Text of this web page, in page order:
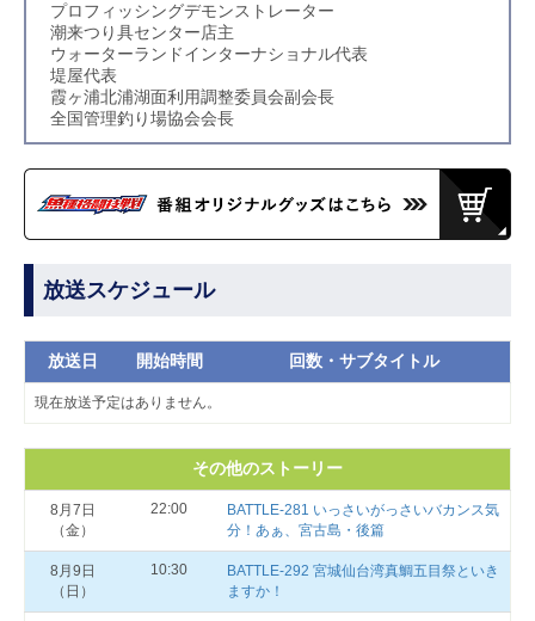
プロフィッシングデモンストレーター
潮来つり具センター店主
ウォーターランドインターナショナル代表
堤屋代表
霞ヶ浦北浦湖面利用調整委員会副会長
全国管理釣り場協会会長
放送スケジュール
放送日 開始時間 回数・サブタイトル
現在放送予定はありません。
その他のストーリー
8月7日
（金）
22:00
BATTLE-281 いっさいがっさいバカンス気
分！あぁ、宮古島・後篇
8月9日
（日）
10:30
BATTLE-292 宮城仙台湾真鯛五目祭といき
ますか！